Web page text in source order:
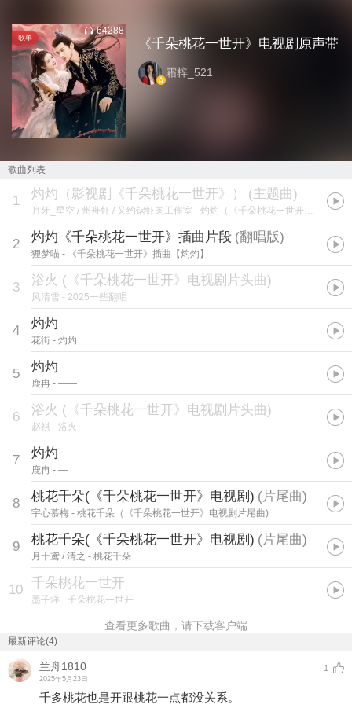
歌单
64288
《千朵桃花一世开》电视剧原声带
霜梓_521
歌曲列表
1 灼灼（影视剧《千朵桃花一世开》） (主题曲)
月牙_星空 / 州舟虾 / 又约锅虾肉工作室 - 灼灼（《千朵桃花一世开》插曲—男版）
2 灼灼《千朵桃花一世开》插曲片段 (翻唱版)
狸梦喵 - 《千朵桃花一世开》插曲【灼灼】
3 浴火 (《千朵桃花一世开》电视剧片头曲)
风清雪 - 2025一些翻唱
4 灼灼
花街 - 灼灼
5 灼灼
鹿冉 - ——
6 浴火 (《千朵桃花一世开》电视剧片头曲)
赵祺 - 浴火
7 灼灼
鹿冉 - —
8 桃花千朵(《千朵桃花一世开》电视剧) (片尾曲)
宇心慕梅 - 桃花千朵（《千朵桃花一世开》电视剧片尾曲)
9 桃花千朵(《千朵桃花一世开》电视剧) (片尾曲)
月十鸢 / 清之 - 桃花千朵
10 千朵桃花一世开
墨子洋 - 千朵桃花一世开
查看更多歌曲，请下载客户端
最新评论(4)
兰舟1810
2025年5月23日
1
千多桃花也是开跟桃花一点都没关系。